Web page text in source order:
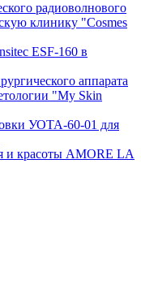
радиоволнового
клинику "Cosmes
ESF-160 в
аппарата
"My Skin
УОТА-60-01 для
и красоты AMORE LA